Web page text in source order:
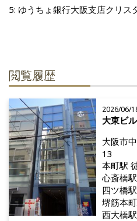
5: ゆうちょ銀行大阪支店クリス
閲覧履歴
2026/06/
大東ビル
大阪市
13
本町駅
心斎橋
四ツ橋
堺筋本
西大橋